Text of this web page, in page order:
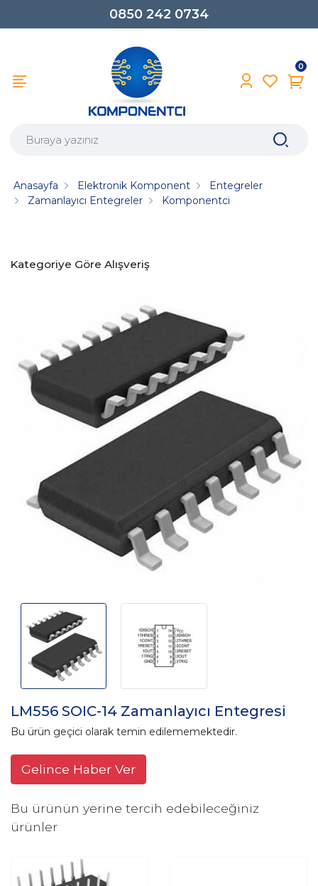
0850 242 0734
0
Anasayfa Elektronik Komponent
Entegreler
Zamanlayıcı Entegreler
Komponentci
Kategoriye Göre Alışveriş
LM556 SOIC-14 Zamanlayıcı Entegresi
Bu ürün geçici olarak temin edilememektedir.
Gelince Haber Ver
Bu ürünün yerine tercih edebileceğiniz
ürünler